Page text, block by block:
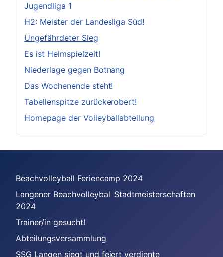
Jugendliga 1
H2: Meister der Landesliga Süd!
Ungefährdeter Sieg
Es ist HeimspielzeitI
Niederlage gegen Botnang
Das Wochenende steht!
Tabellenspitze zurückerobert!
Homepage der Volleyballabteilung
Beachvolleyball Feriencamp 2024
Langener Beachvolleyball Stadtmeisterschaften
2024
Trainer/in gesucht!
Abteilungsversammlung
SSG Langen siegt und feiert verdiente